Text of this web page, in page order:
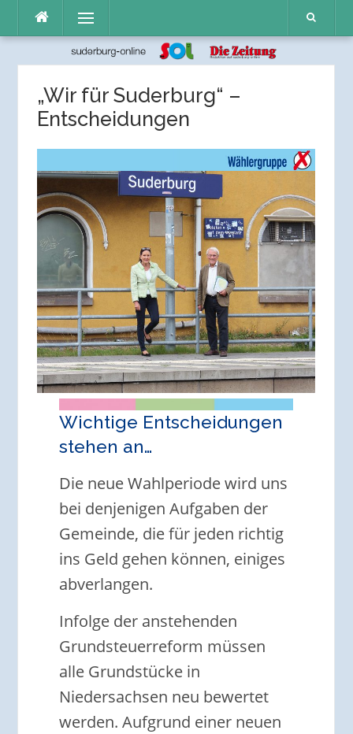
Inhalt
Menü
„Wir für Suderburg“ –
Entscheidungen
Wichtige Entscheidungen
stehen an…
Die neue Wahlperiode wird uns
bei denjenigen Aufgaben der
Gemeinde, die für jeden richtig
ins Geld gehen können, einiges
abverlangen.
Infolge der anstehenden
Grundsteuerreform müssen
alle Grundstücke in
Niedersachsen neu bewertet
werden. Aufgrund einer neuen